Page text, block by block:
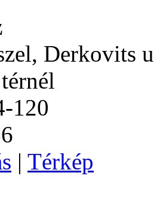
Derkovits
120
| Térkép